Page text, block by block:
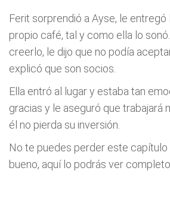
Ferit sorprendió a Ayse, le entregó
propio café, tal y como ella lo
creerlo, le dijo que no podía
explicó que son socios.
Ella entró al lugar y estaba tan
gracias y le aseguró que trabajará
él no pierda su inversión.
No te puedes perder este
bueno, aquí lo podrás ver